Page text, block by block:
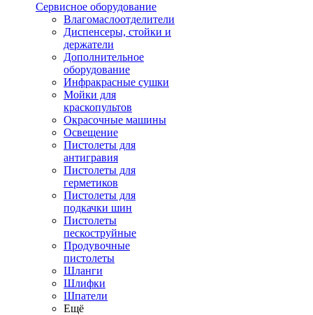
Сервисное оборудование
Влагомаслоотделители
Диспенсеры, стойки и
держатели
Дополнительное
оборудование
Инфракрасные сушки
Мойки для
краскопультов
Окрасочные машины
Освещение
Пистолеты для
антигравия
Пистолеты для
герметиков
Пистолеты для
подкачки шин
Пистолеты
пескоструйные
Продувочные
пистолеты
Шланги
Шлифки
Шпатели
Ещё